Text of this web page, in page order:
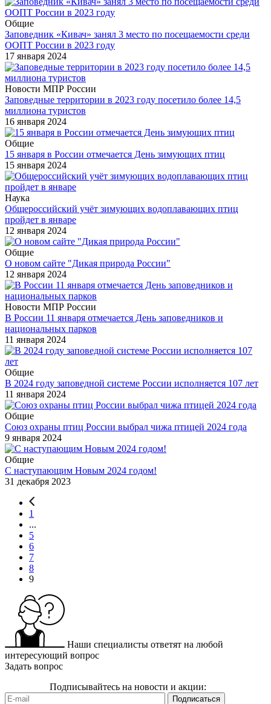
Общие
Заповедник «Кивач» занял 3 место по посещаемости среди
ООПТ России в 2023 году
17 января 2024
Новости МПР России
Заповедные территории в 2023 году посетило более 14,5
миллиона туристов
16 января 2024
Общие
15 января в России отмечается День зимующих птиц
15 января 2024
Наука
Общероссийский учёт зимующих водоплавающих птиц
пройдет в январе
12 января 2024
Общие
О новом сайте "Дикая природа России"
12 января 2024
Новости МПР России
В России 11 января отмечается День заповедников и
национальных парков
11 января 2024
Общие
В 2024 году заповедной системе России исполняется 107 лет
11 января 2024
Общие
Союз охраны птиц России выбрал чижа птицей 2024 года
9 января 2024
Общие
С наступающим Новым 2024 годом!
31 декабря 2023
1
...
5
6
7
8
9
Наши специалисты ответят на любой
интересующий вопрос
Задать вопрос
Подписывайтесь на новости и акции: